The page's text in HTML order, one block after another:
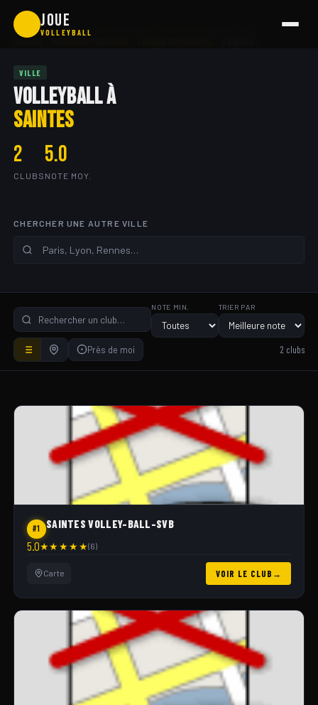
JOUE
VOLLEYBALL
VILLE
VOLLEYBALL À
SAINTES
2
CLUBS
5.0
NOTE MOY.
CHERCHER UNE AUTRE VILLE
NOTE MIN. TRIER PAR
Près de moi 2 clubs
#1 SAINTES VOLLEY-BALL-SVB
5.0★★★★★(6)
Carte VOIR LE CLUB